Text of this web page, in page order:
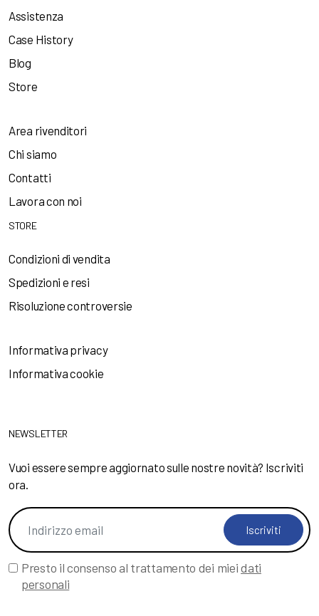
Assistenza
Case History
Blog
Store
Area rivenditori
Chi siamo
Contatti
Lavora con noi
STORE
Condizioni di vendita
Spedizioni e resi
Risoluzione controversie
Informativa privacy
Informativa cookie
NEWSLETTER
Vuoi essere sempre aggiornato sulle nostre novità? Iscriviti
ora.
Iscriviti
Presto il consenso al trattamento dei mieidati
personali